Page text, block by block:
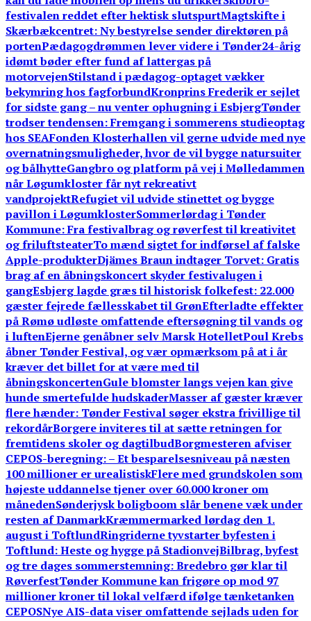
festivalen reddet efter hektisk slutspurtMagtskifte i
Skærbækcentret: Ny bestyrelse sender direktøren på
portenPædagogdrømmen lever videre i Tønder24-årig
idømt bøder efter fund af lattergas på
motorvejenStilstand i pædagog-optaget vækker
bekymring hos fagforbundKronprins Frederik er sejlet
for sidste gang – nu venter ophugning i EsbjergTønder
trodser tendensen: Fremgang i sommerens studieoptag
hos SEAFonden Klosterhallen vil gerne udvide med nye
overnatningsmuligheder, hvor de vil bygge natursuiter
og bålhytteGangbro og platform på vej i Mølledammen
når Løgumkloster får nyt rekreativt
vandprojektRefugiet vil udvide stinettet og bygge
pavillon i LøgumklosterSommerlørdag i Tønder
Kommune: Fra festivalbrag og røverfest til kreativitet
og friluftsteaterTo mænd sigtet for indførsel af falske
Apple-produkterDjämes Braun indtager Torvet: Gratis
brag af en åbningskoncert skyder festivalugen i
gangEsbjerg lagde græs til historisk folkefest: 22.000
gæster fejrede fællesskabet til GrønEfterladte effekter
på Rømø udløste omfattende eftersøgning til vands og
i luftenEjerne genåbner selv Marsk HotelletPoul Krebs
åbner Tønder Festival, og vær opmærksom på at i år
kræver det billet for at være med til
åbningskoncertenGule blomster langs vejen kan give
hunde smertefulde hudskaderMasser af gæster kræver
flere hænder: Tønder Festival søger ekstra frivillige til
rekordårBorgere inviteres til at sætte retningen for
fremtidens skoler og dagtilbudBorgmesteren afviser
CEPOS-beregning: – Et besparelsesniveau på næsten
100 millioner er urealistiskFlere med grundskolen som
højeste uddannelse tjener over 60.000 kroner om
månedenSønderjysk boligboom slår benene væk under
resten af DanmarkKræmmermarked lørdag den 1.
august i ToftlundRingriderne tyvstarter byfesten i
Toftlund: Heste og hygge på StadionvejBilbrag, byfest
og tre dages sommerstemning: Bredebro gør klar til
RøverfestTønder Kommune kan frigøre op mod 97
millioner kroner til lokal velfærd ifølge tænketanken
CEPOSNye AIS-data viser omfattende sejlads uden for